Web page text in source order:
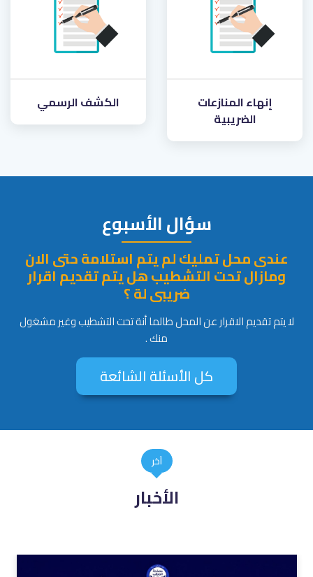
إنهاء المنازعات
الضريبية
الكشف الرسمي
سؤال الأسبوع
عندى محل تمليك لم يتم استلامة حتى الان
ومازال تحت التشطيب هل يتم تقديم اقرار
ضريبى لة ؟
لا يتم تقديم الاقرار عن المحل طالما أنة تحت التشطيب وغير مشغول
منك .
كل الأسئلة الشائعة
آخر
الأخبار